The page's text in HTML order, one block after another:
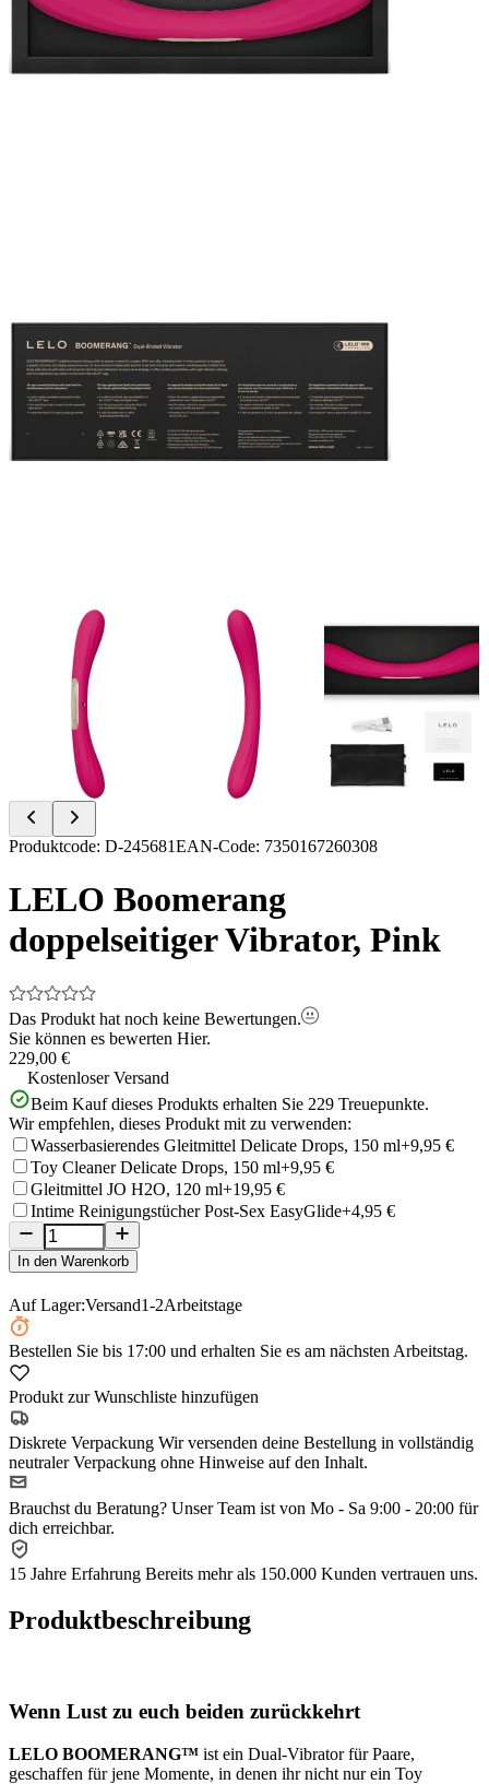
Item
of
Produktcode: D-245681EAN-Code: 7350167260308
LELO Boomerang
doppelseitiger Vibrator, Pink
Das Produkt hat noch keine Bewertungen.
Sie können es bewerten Hier.
229,00 €
Kostenloser Versand
Beim Kauf dieses Produkts erhalten Sie 229 Treuepunkte.
Wir empfehlen, dieses Produkt mit zu verwenden:
Wasserbasierendes Gleitmittel Delicate Drops, 150 ml+9,95 €
Toy Cleaner Delicate Drops, 150 ml+9,95 €
Gleitmittel JO H2O, 120 ml+19,95 €
Intime Reinigungstücher Post-Sex EasyGlide+4,95 €
In den Warenkorb
Auf Lager:Versand1-2Arbeitstage
Bestellen Sie bis 17:00 und erhalten Sie es am nächsten Arbeitstag.
Produkt zur Wunschliste hinzufügen
Diskrete Verpackung Wir versenden deine Bestellung in vollständig
neutraler Verpackung ohne Hinweise auf den Inhalt.
Brauchst du Beratung? Unser Team ist von Mo - Sa 9:00 - 20:00 für
dich erreichbar.
15 Jahre Erfahrung Bereits mehr als 150.000 Kunden vertrauen uns.
Produktbeschreibung
Wenn Lust zu euch beiden zurückkehrt
LELO BOOMERANG™ ist ein Dual-Vibrator für Paare,
geschaffen für jene Momente, in denen ihr nicht nur ein Toy